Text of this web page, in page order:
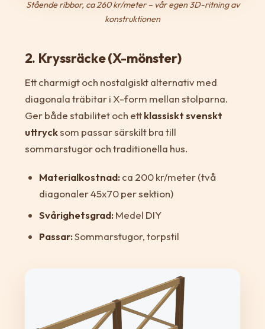
Stående ribbor, ca 260 kr/meter – vår egen 3D-ritning av
konstruktionen
2. Kryssräcke (X-mönster)
Ett charmigt och nostalgiskt alternativ med
diagonala träbitar i X-form mellan stolparna.
Ger både stabilitet och ettklassiskt svenskt
uttrycksom passar särskilt bra till
sommarstugor och traditionella hus.
Materialkostnad:ca 200 kr/meter (två
diagonaler 45x70 per sektion)
Svårighetsgrad:Medel DIY
Passar:Sommarstugor, torpstil